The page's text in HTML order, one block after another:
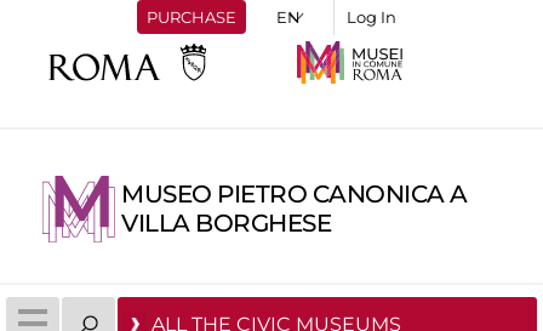
PURCHASE Log In
MUSEO PIETRO CANONICA A
VILLA BORGHESE
ALL THE CIVIC MUSEUMS